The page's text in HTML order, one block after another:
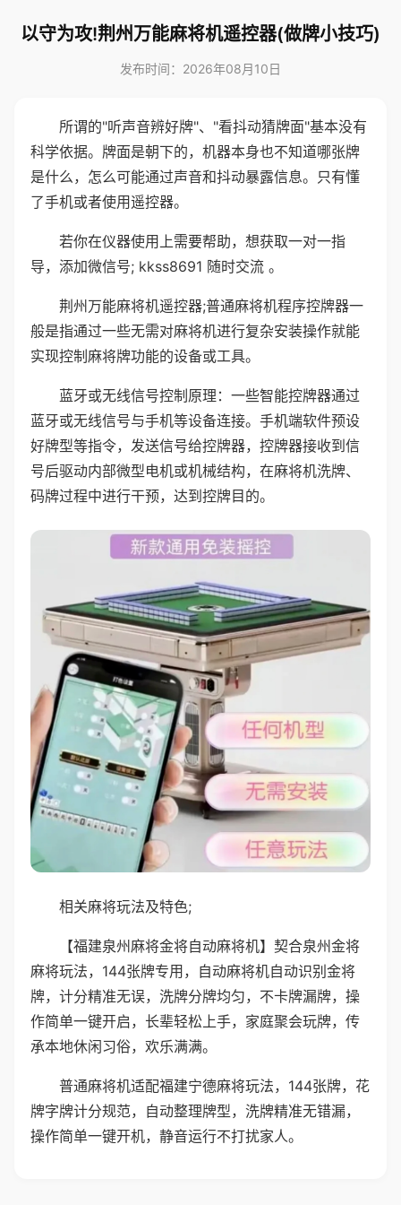
以守为攻!荆州万能麻将机遥控器(做牌小技巧)
发布时间：2026年08月10日
所谓的"听声音辨好牌"、"看抖动猜牌面"基本没有
科学依据。牌面是朝下的，机器本身也不知道哪张牌
是什么，怎么可能通过声音和抖动暴露信息。只有懂
了手机或者使用遥控器。
若你在仪器使用上需要帮助，想获取一对一指
导，添加微信号; kkss8691 随时交流 。
荆州万能麻将机遥控器;普通麻将机程序控牌器一
般是指通过一些无需对麻将机进行复杂安装操作就能
实现控制麻将牌功能的设备或工具。
蓝牙或无线信号控制原理：一些智能控牌器通过
蓝牙或无线信号与手机等设备连接。手机端软件预设
好牌型等指令，发送信号给控牌器，控牌器接收到信
号后驱动内部微型电机或机械结构，在麻将机洗牌、
码牌过程中进行干预，达到控牌目的。
相关麻将玩法及特色;
【福建泉州麻将金将自动麻将机】契合泉州金将
麻将玩法，144张牌专用，自动麻将机自动识别金将
牌，计分精准无误，洗牌分牌均匀，不卡牌漏牌，操
作简单一键开启，长辈轻松上手，家庭聚会玩牌，传
承本地休闲习俗，欢乐满满。
普通麻将机适配福建宁德麻将玩法，144张牌，花
牌字牌计分规范，自动整理牌型，洗牌精准无错漏，
操作简单一键开机，静音运行不打扰家人。